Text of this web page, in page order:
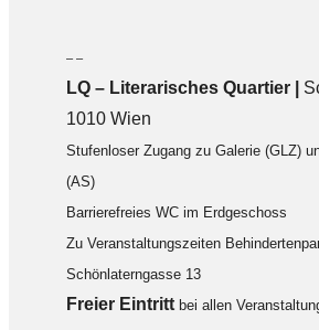
– –
LQ –Literarisches Quartier |
1010 Wien
Stufenloser Zugang zu Galerie (GLZ)
(AS)
Barrierefreies WC im Erdgeschoss
Zu Veranstaltungszeiten
Schönlaterngasse 13
Freier Eintritt bei allen